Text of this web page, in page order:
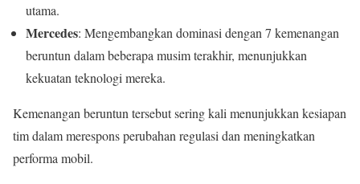
utama.
Mercedes: Mengembangkan dominasi dengan 7 kemenangan
beruntun dalam beberapa musim terakhir, menunjukkan
kekuatan teknologi mereka.
Kemenangan beruntun tersebut sering kali menunjukkan kesiapan
tim dalam merespons perubahan regulasi dan meningkatkan
performa mobil.